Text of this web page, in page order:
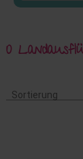
0
Sortierung
Sortierung